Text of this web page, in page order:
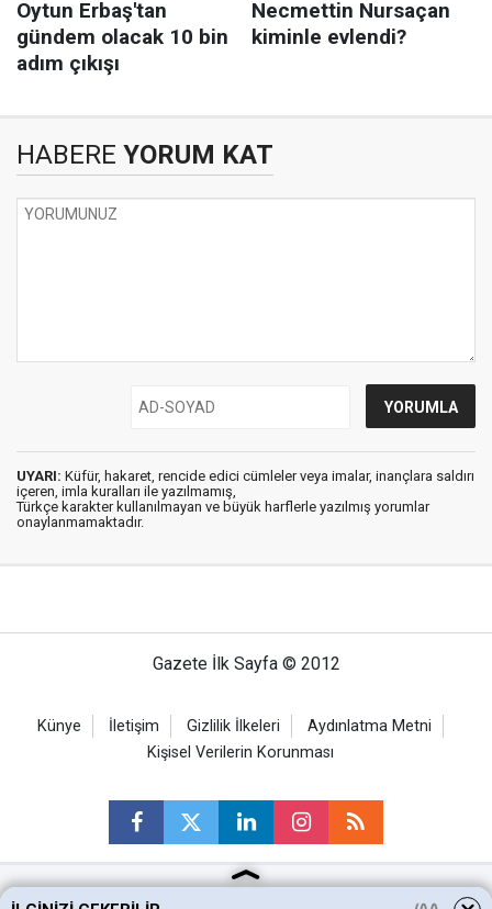
HABERE YORUM KAT
UYARI: Küfür, hakaret, rencide edici cümleler veya imalar, inançlara saldırı
içeren, imla kuralları ile yazılmamış,
Türkçe karakter kullanılmayan ve büyük harflerle yazılmış yorumlar
onaylanmamaktadır.
Gazete İlk Sayfa © 2012
Künye İletişim Gizlilik İlkeleri
Aydınlatma Metni
Kişisel Verilerin Korunması